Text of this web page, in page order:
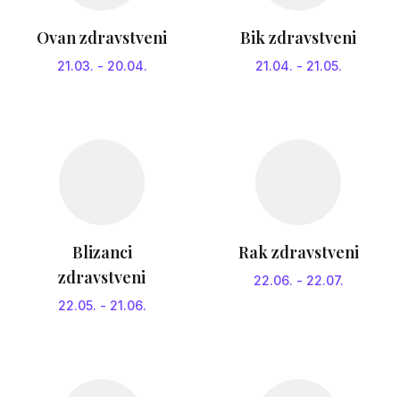
Ovan zdravstveni
21.03. - 20.04.
Bik zdravstveni
21.04. - 21.05.
Blizanci
zdravstveni
22.05. - 21.06.
Rak zdravstveni
22.06. - 22.07.